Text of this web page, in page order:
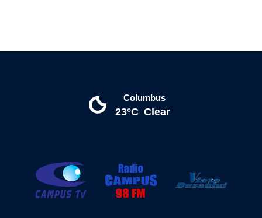
Columbus
23°C Clear